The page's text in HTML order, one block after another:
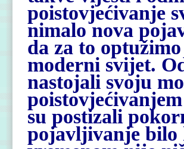
poistovjećivanje
nimalo nova
da za to
moderni svijet.
nastojali svoju
su postizali
pojavljivanje bilo